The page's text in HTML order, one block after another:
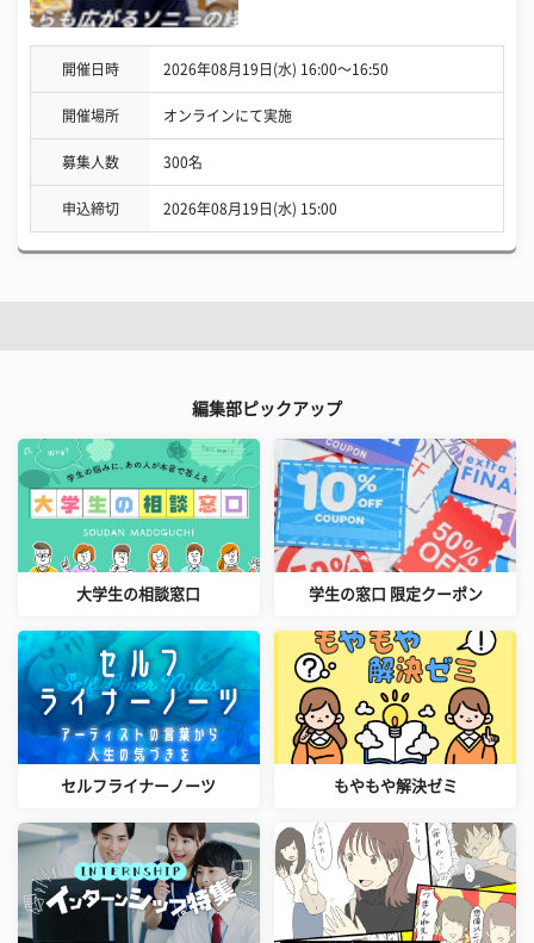
開催日時 2026年08月19日(水) 16:00〜16:50
開催場所 オンラインにて実施
募集人数 300名
申込締切 2026年08月19日(水) 15:00
編集部ピックアップ
大学生の相談窓口 学生の窓口 限定クーポン
セルフライナーノーツ もやもや解決ゼミ